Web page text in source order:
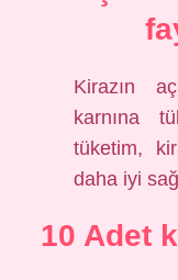
Kirazın
karnına
tüketim,
daha iyi
10 Adet